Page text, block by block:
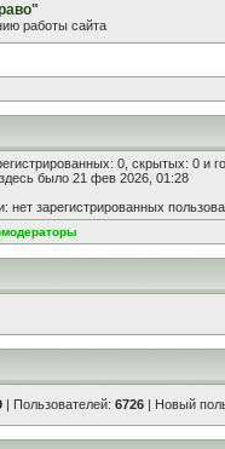
работы сайта
0, скрытых: 0 и
было 21 фев 2026, 01:28
нет зарегистрированных
| Пользователей: 6726 | Новый